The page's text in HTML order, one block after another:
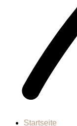
Startseite